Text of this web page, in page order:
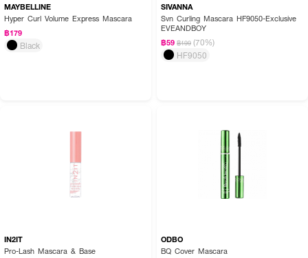
MAYBELLINE
Hyper Curl Volume Express Mascara
฿179
Black
SIVANNA
Svn Curling Mascara HF9050-Exclusive
EVEANDBOY
฿59 ฿199 (70%)
HF9050
IN2IT
Pro-Lash Mascara & Base
ODBO
BQ Cover Mascara